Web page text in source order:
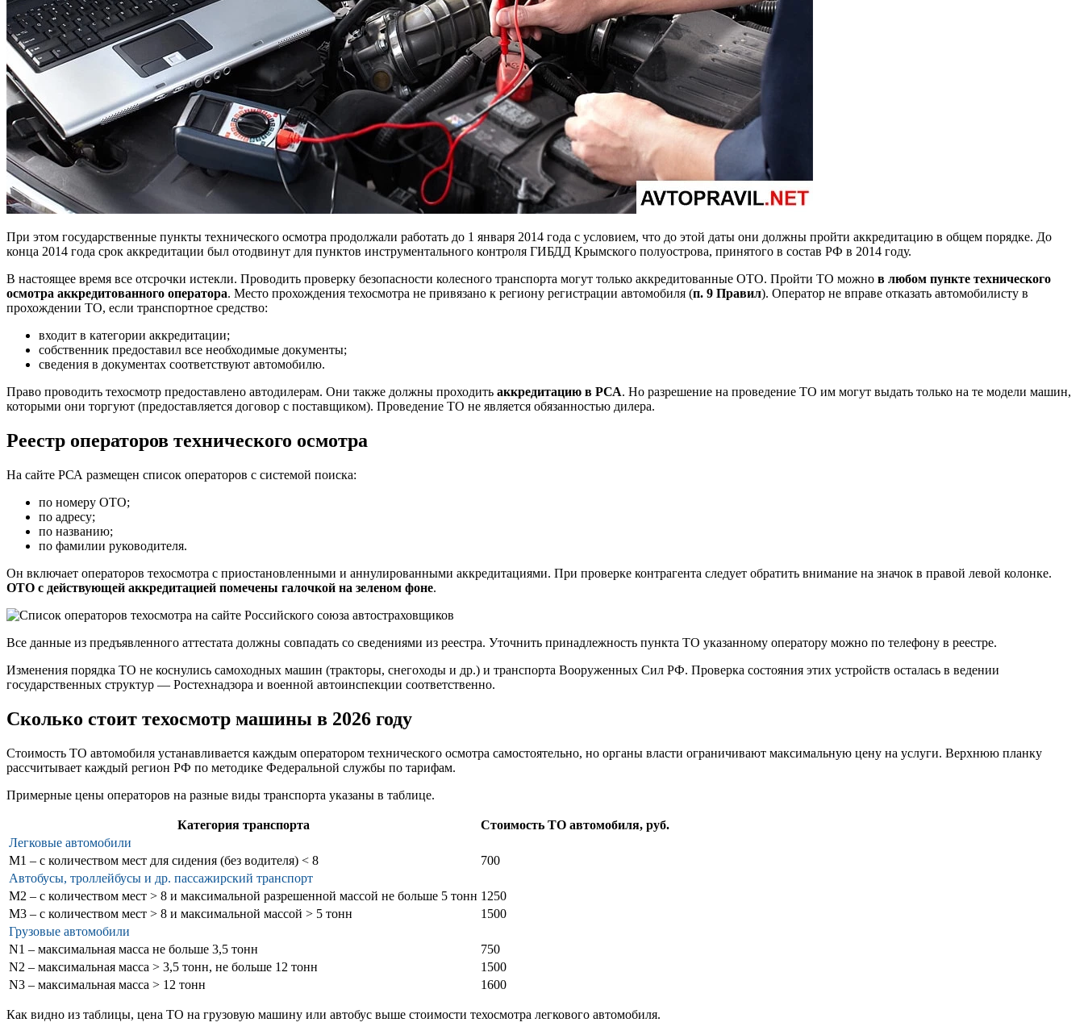
При этом государственные пункты технического осмотра продолжали работать до 1 января 2014 года с условием, что до этой даты они должны пройти аккредитацию в общем порядке. До
конца 2014 года срок аккредитации был отодвинут для пунктов инструментального контроля ГИБДД Крымского полуострова, принятого в состав РФ в 2014 году.
В настоящее время все отсрочки истекли. Проводить проверку безопасности колесного транспорта могут только аккредитованные ОТО. Пройти ТО можно в любом пункте технического
осмотра аккредитованного оператора. Место прохождения техосмотра не привязано к региону регистрации автомобиля (п. 9 Правил). Оператор не вправе отказать автомобилисту в
прохождении ТО, если транспортное средство:
входит в категории аккредитации;
собственник предоставил все необходимые документы;
сведения в документах соответствуют автомобилю.
Право проводить техосмотр предоставлено автодилерам. Они также должны проходить аккредитацию в РСА. Но разрешение на проведение ТО им могут выдать только на те модели машин,
которыми они торгуют (предоставляется договор с поставщиком). Проведение ТО не является обязанностью дилера.
Реестр операторов технического осмотра
На сайте РСА размещен список операторов с системой поиска:
по номеру ОТО;
по адресу;
по названию;
по фамилии руководителя.
Он включает операторов техосмотра с приостановленными и аннулированными аккредитациями. При проверке контрагента следует обратить внимание на значок в правой левой колонке.
ОТО с действующей аккредитацией помечены галочкой на зеленом фоне.
Все данные из предъявленного аттестата должны совпадать со сведениями из реестра. Уточнить принадлежность пункта ТО указанному оператору можно по телефону в реестре.
Изменения порядка ТО не коснулись самоходных машин (тракторы, снегоходы и др.) и транспорта Вооруженных Сил РФ. Проверка состояния этих устройств осталась в ведении
государственных структур — Ростехнадзора и военной автоинспекции соответственно.
Сколько стоит техосмотр машины в 2026 году
Стоимость ТО автомобиля устанавливается каждым оператором технического осмотра самостоятельно, но органы власти ограничивают максимальную цену на услуги. Верхнюю планку
рассчитывает каждый регион РФ по методике Федеральной службы по тарифам.
Примерные цены операторов на разные виды транспорта указаны в таблице.
Категория транспорта
Стоимость ТО автомобиля, руб.
Легковые автомобили
М1 – с количеством мест для сидения (без водителя) < 8
700
Автобусы, троллейбусы и др. пассажирский транспорт
М2 – с количеством мест > 8 и максимальной разрешенной массой не больше 5 тонн 1250
М3 – с количеством мест > 8 и максимальной массой > 5 тонн
1500
Грузовые автомобили
N1 – максимальная масса не больше 3,5 тонн
750
N2 – максимальная масса > 3,5 тонн, не больше 12 тонн
1500
N3 – максимальная масса > 12 тонн
1600
Как видно из таблицы, цена ТО на грузовую машину или автобус выше стоимости техосмотра легкового автомобиля.